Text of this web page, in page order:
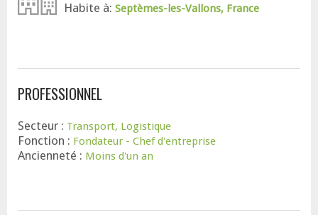
Habite à: Septèmes-les-Vallons, France
PROFESSIONNEL
Secteur : Transport, Logistique
Fonction : Fondateur - Chef d'entreprise
Ancienneté : Moins d'un an